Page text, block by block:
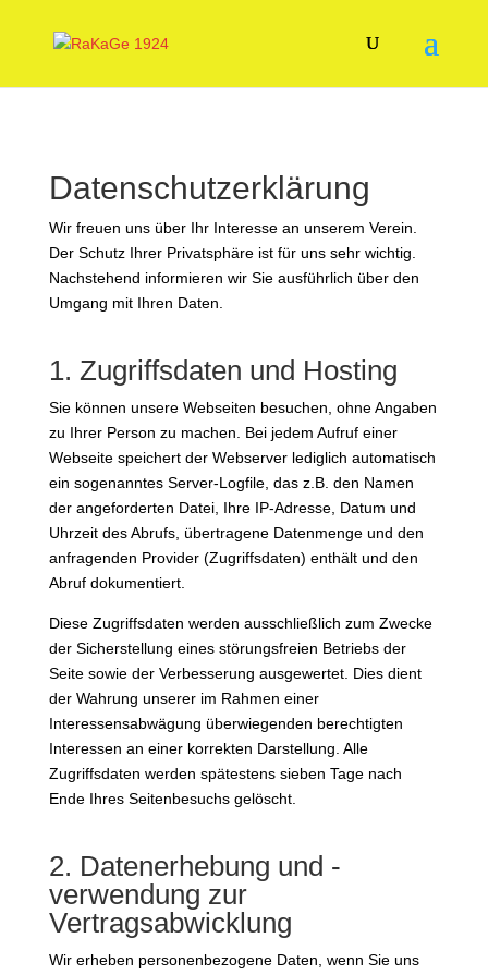
Datenschutzerklärung
Wir freuen uns über Ihr Interesse an unserem Verein.
Der Schutz Ihrer Privatsphäre ist für uns sehr wichtig.
Nachstehend informieren wir Sie ausführlich über den
Umgang mit Ihren Daten.
1. Zugriffsdaten und Hosting
Sie können unsere Webseiten besuchen, ohne Angaben
zu Ihrer Person zu machen. Bei jedem Aufruf einer
Webseite speichert der Webserver lediglich automatisch
ein sogenanntes Server-Logfile, das z.B. den Namen
der angeforderten Datei, Ihre IP-Adresse, Datum und
Uhrzeit des Abrufs, übertragene Datenmenge und den
anfragenden Provider (Zugriffsdaten) enthält und den
Abruf dokumentiert.
Diese Zugriffsdaten werden ausschließlich zum Zwecke
der Sicherstellung eines störungsfreien Betriebs der
Seite sowie der Verbesserung ausgewertet. Dies dient
der Wahrung unserer im Rahmen einer
Interessensabwägung überwiegenden berechtigten
Interessen an einer korrekten Darstellung. Alle
Zugriffsdaten werden spätestens sieben Tage nach
Ende Ihres Seitenbesuchs gelöscht.
2. Datenerhebung und -
verwendung zur
Vertragsabwicklung
Wir erheben personenbezogene Daten, wenn Sie uns